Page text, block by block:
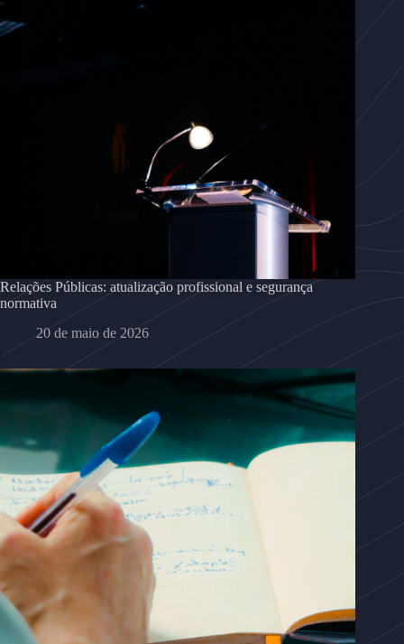
Relações Públicas: atualização profissional e segurança
normativa
20 de maio de 2026